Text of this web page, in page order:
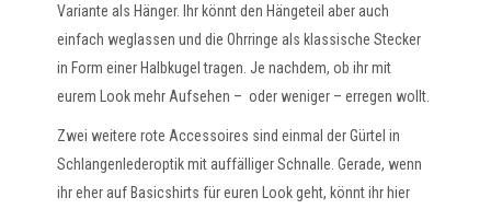
Variante als Hänger. Ihr könnt den Hängeteil aber auch
einfach weglassen und die Ohrringe als klassische Stecker
in Form einer Halbkugel tragen. Je nachdem, ob ihr mit
eurem Look mehr Aufsehen – oder weniger – erregen wollt.
Zwei weitere rote Accessoires sind einmal der Gürtel in
Schlangenlederoptik mit auffälliger Schnalle. Gerade, wenn
ihr eher auf Basicshirts für euren Look geht, könnt ihr hier